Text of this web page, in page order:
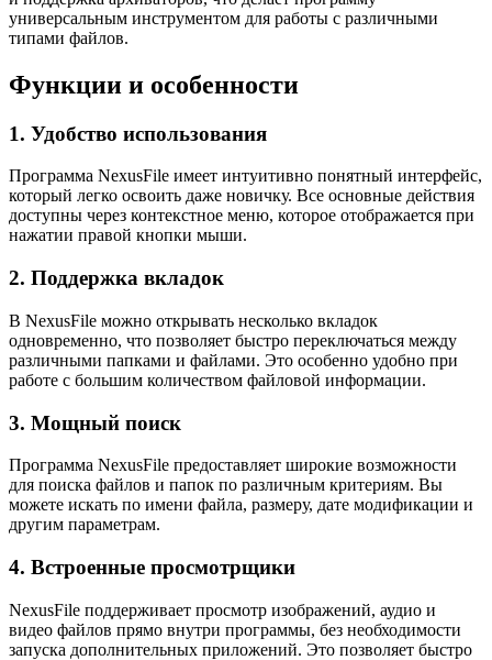
универсальным инструментом для работы с различными
типами файлов.
Функции и особенности
1. Удобство использования
Программа NexusFile имеет интуитивно понятный интерфейс,
который легко освоить даже новичку. Все основные действия
доступны через контекстное меню, которое отображается при
нажатии правой кнопки мыши.
2. Поддержка вкладок
В NexusFile можно открывать несколько вкладок
одновременно, что позволяет быстро переключаться между
различными папками и файлами. Это особенно удобно при
работе с большим количеством файловой информации.
3. Мощный поиск
Программа NexusFile предоставляет широкие возможности
для поиска файлов и папок по различным критериям. Вы
можете искать по имени файла, размеру, дате модификации и
другим параметрам.
4. Встроенные просмотрщики
NexusFile поддерживает просмотр изображений, аудио и
видео файлов прямо внутри программы, без необходимости
запуска дополнительных приложений. Это позволяет быстро